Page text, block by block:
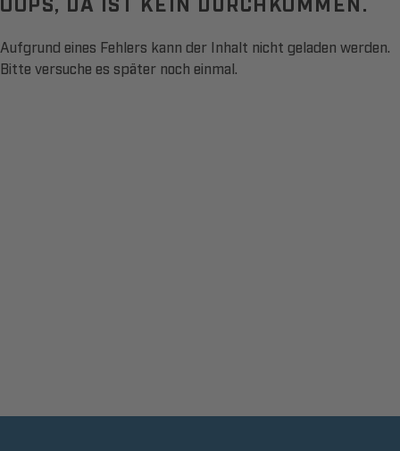
Aufgrund eines Fehlers kann der Inhalt nicht geladen werden.
Bitte versuche es später noch einmal.